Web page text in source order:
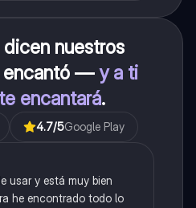
dicen nuestros
encantó —y a ti
encantará.
4.7/5Google Play
usar y está muy bien
he encontrado todo lo